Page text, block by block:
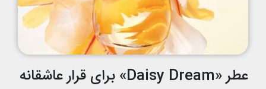
عطر «Daisy Dream» برای قرار عاشقانه